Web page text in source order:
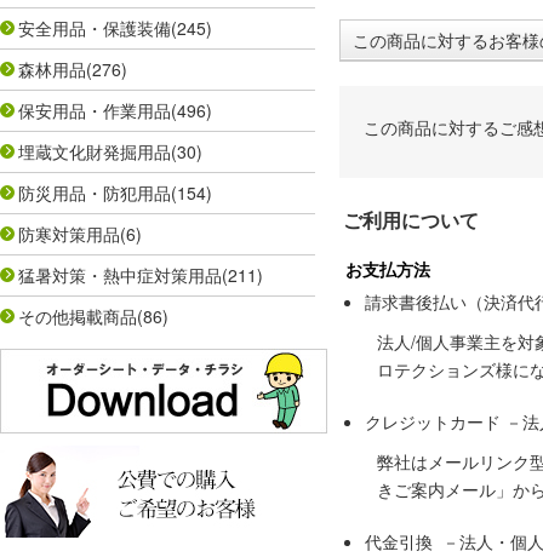
安全用品・保護装備(245)
森林用品(276)
保安用品・作業用品(496)
埋蔵文化財発掘用品(30)
防災用品・防犯用品(154)
防寒対策用品(6)
猛暑対策・熱中症対策用品(211)
その他掲載商品(86)
この商品に対するお客
この商品に対するご感
ご利用について
お支払方法
請求書後払い（決済代
法人/個人事業主を対
ロテクションズ様に
クレジットカード －
弊社はメールリンク
きご案内メール」か
代金引換 －法人・個